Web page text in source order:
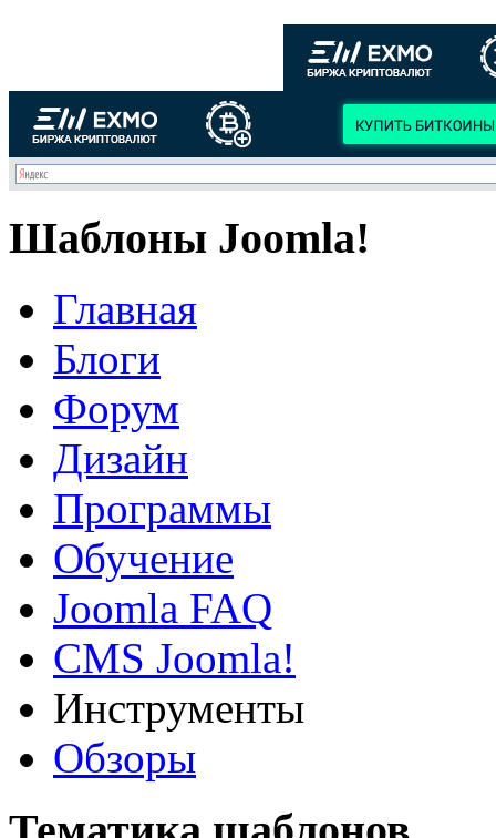
Шаблоны Joomla!
Главная
Блоги
Форум
Дизайн
Программы
Обучение
Joomla FAQ
CMS Joomla!
Инструменты
Обзоры